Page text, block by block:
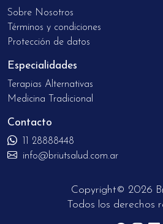
Sobre Nosotros
Términos y condiciones
Protección de datos
Especialidades
Terapias Alternativas
Medicina Tradicional
Contacto
11 28888448
info@briutsalud.com.ar
Copyright© 2026
Todos los derechos